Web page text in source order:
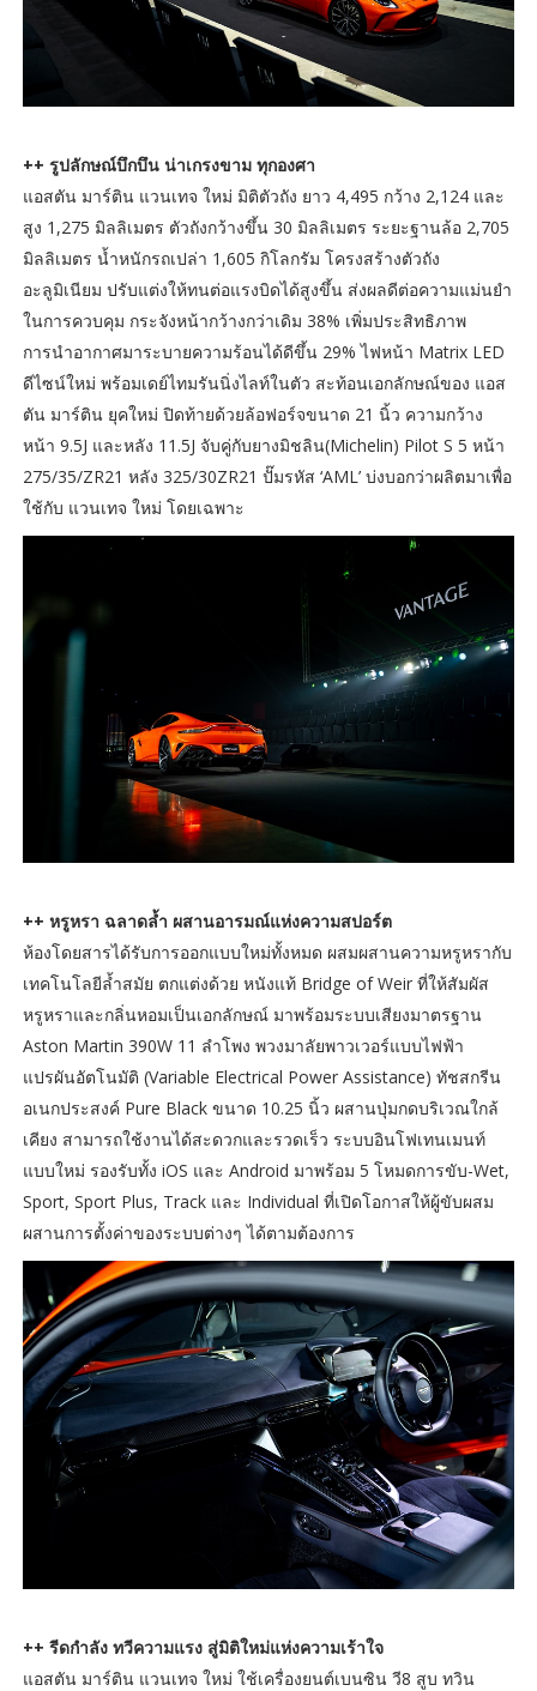
++ รูปลักษณ์บึกบึน น่าเกรงขาม ทุกองศา
แอสตัน มาร์ติน แวนเทจ ใหม่ มิติตัวถัง ยาว 4,495 กว้าง 2,124 และ
สูง 1,275 มิลลิเมตร ตัวถังกว้างขึ้น 30 มิลลิเมตร ระยะฐานล้อ 2,705
มิลลิเมตร น้ำหนักรถเปล่า 1,605 กิโลกรัม โครงสร้างตัวถัง
อะลูมิเนียม ปรับแต่งให้ทนต่อแรงบิดได้สูงขึ้น ส่งผลดีต่อความแม่นยำ
ในการควบคุม กระจังหน้ากว้างกว่าเดิม 38% เพิ่มประสิทธิภาพ
การนำอากาศมาระบายความร้อนได้ดีขึ้น 29% ไฟหน้า Matrix LED
ดีไซน์ใหม่ พร้อมเดย์ไทมรันนิ่งไลท์ในตัว สะท้อนเอกลักษณ์ของ แอส
ตัน มาร์ติน ยุคใหม่ ปิดท้ายด้วยล้อฟอร์จขนาด 21 นิ้ว ความกว้าง
หน้า 9.5J และหลัง 11.5J จับคู่กับยางมิชลิน(Michelin) Pilot S 5 หน้า
275/35/ZR21 หลัง 325/30ZR21 ปั๊มรหัส ‘AML’ บ่งบอกว่าผลิตมาเพื่อ
ใช้กับ แวนเทจ ใหม่ โดยเฉพาะ
++ หรูหรา ฉลาดล้ำ ผสานอารมณ์แห่งความสปอร์ต
ห้องโดยสารได้รับการออกแบบใหม่ทั้งหมด ผสมผสานความหรูหรากับ
เทคโนโลยีล้ำสมัย ตกแต่งด้วย หนังแท้ Bridge of Weir ที่ให้สัมผัส
หรูหราและกลิ่นหอมเป็นเอกลักษณ์ มาพร้อมระบบเสียงมาตรฐาน
Aston Martin 390W 11 ลำโพง พวงมาลัยพาวเวอร์แบบไฟฟ้า
แปรผันอัตโนมัติ (Variable Electrical Power Assistance) ทัชสกรีน
อเนกประสงค์ Pure Black ขนาด 10.25 นิ้ว ผสานปุ่มกดบริเวณใกล้
เคียง สามารถใช้งานได้สะดวกและรวดเร็ว ระบบอินโฟเทนเมนท์
แบบใหม่ รองรับทั้ง iOS และ Android มาพร้อม 5 โหมดการขับ-Wet,
Sport, Sport Plus, Track และ Individual ที่เปิดโอกาสให้ผู้ขับผสม
ผสานการตั้งค่าของระบบต่างๆ ได้ตามต้องการ
++ รีดกำลัง ทวีความแรง สู่มิติใหม่แห่งความเร้าใจ
แอสตัน มาร์ติน แวนเทจ ใหม่ ใช้เครื่องยนต์เบนซิน วี8 สูบ ทวิน